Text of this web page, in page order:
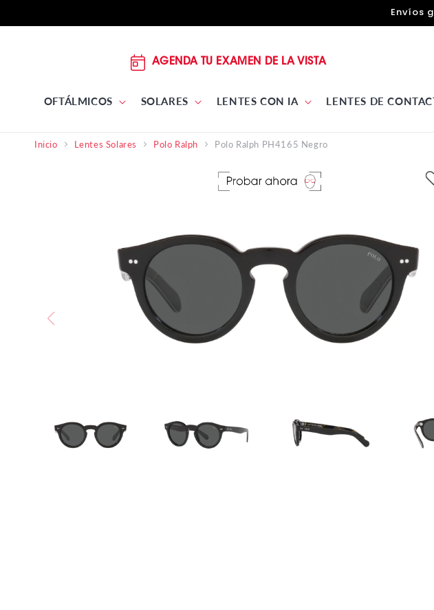
Envíos
AGENDA TU EXAMEN DE LA VISTA
OFTÁLMICOS SOLARES LENTES CON IA LENTES DE
Inicio Lentes Solares Polo Ralph Polo Ralph PH4165 Negro